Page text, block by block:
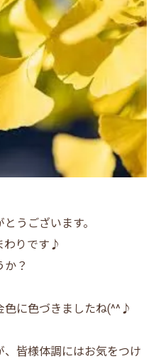
うございます。
わりです♪
？
色に色づきましたね(^^♪
皆様体調にはお気をつけ